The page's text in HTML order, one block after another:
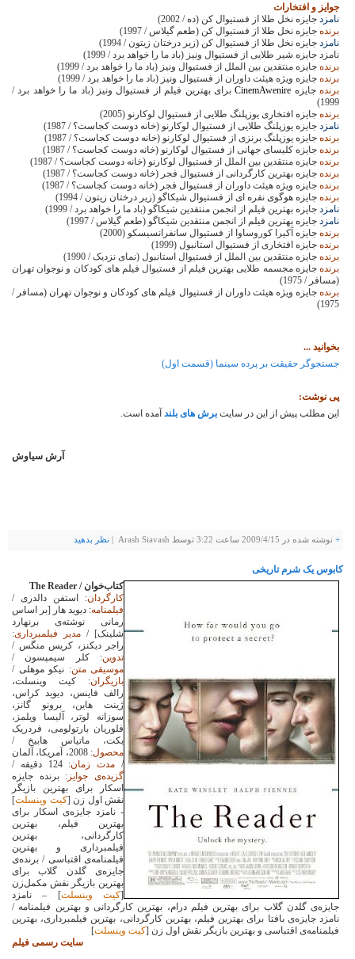
جوایز و افتخارات
نامزد جایزه نخل طلا از فستیوال کن (ده / 2002)
برنده جایزه نخل طلا از فستیوال کن (طعم گیلاس / 1997)
نامزد جایزه نخل طلا از فستیوال کن (زیر درختان زیتون / 1994)
نامزد جایزه شیر طلایی از فستیوال ونیز (باد ما را خواهد برد / 1999)
برنده جایزه منتفدین بین الملل از فستیوال ونیز (باد ما را خواهد برد / 1999)
برنده جایزه ویژه هیئت داوران از فستیوال ونیز (باد ما را خواهد برد / 1999)
برندهجایزه CinemAwenireبرای بهترین فیلم از فستیوال ونیز (باد ما را خواهد برد /
1999)
برنده جایزه افتخاری یوزپلنگ طلایی از فستیوال لوکارنو (2005)
نامزد جایزه یوزپلنگ طلایی از فستیوال لوکارنو (خانه دوست کجاست؟ / 1987)
برنده جایزه یوزپلنگ برنزی از فستیوال لوکارنو (خانه دوست کجاست؟ / 1987)
برنده جایزه کلیسای جهانی از فستیوال لوکارنو (خانه دوست کجاست؟ / 1987)
برنده جایزه منتقدین بین الملل از فستیوال لوکارنو (خانه دوست کجاست؟ / 1987)
برنده جایزه بهترین کارگردانی از فستیوال فجر (خانه دوست کجاست؟ / 1987)
برنده جایزه ویژه هیئت داوران از فستیوال فجر (خانه دوست کجاست؟ / 1987)
برنده جایزه هوگوی نقره ای از فستیوال شیکاگو (زیر درختان زیتون / 1994)
نامزد جایزه بهترین فیلم از انجمن منتقدین شیکاگو (باد ما را خواهد برد / 1999)
نامزد جایزه بهترین فیلم از انجمن منتقدین شیکاگو (طعم گیلاس / 1997)
برنده جایزه آکیرا کوروساوا از فستیوال سانفرانسیسکو (2000)
برنده جایزه افتخاری از فستیوال استانبول (1999)
برنده جایزه منتقدین بین الملل از فستیوال استانبول (نمای نزدیک / 1990)
برنده جایزه مجسمه طلایی بهترین فیلم از فستیوال فیلم های کودکان و نوجوان تهران
(مسافر / 1975)
برنده جایزه ویژه هیئت داوران از فستیوال فیلم های کودکان و نوجوان تهران (مسافر /
1975)
بخوانید ...
جستجوگر حقیقت بر پرده سینما (قسمت اول)
پی نوشت:
این مطلب پیش از این در سایت برش های بلند آمده است.
آرش سیاوش
+ نوشته شده در 2009/4/15 ساعت 3:22 توسط Arash Siavash | نظر بدهيد
کابوس یک شرم تاریخی
کتاب‌خوان / The Reader
کارگردان: استفن دالدری /
فیلمنامه: دیوید هار [بر اساس
رمانی نوشته‌ی برنهارد
شلینک] / مدیر فیلمبرداری:
راجر دیکنز، کریس منگس /
تدوین: کلر سیمپسون /
موسیقی متن: نیکو موهلی /
بازیگران: کیت وینسلت،
رالف فاینس، دیوید کراس،
ژینت هاین، برونو گانز،
سوزانه لوتر، آلیسا ویلمز،
فلوریان بارتولومی، فردریک
بکت، ماتیاس هابیخ /
محصول
: 2008، آمریکا، آلمان
/ مدت زمان: 124 دقیقه /
گزیده‌ی جوایز : برنده جایزه
اسکار برای بهترین بازیگر
نقش اول زن [کیت وینسلت]
- نامزد جایزه‌ی اسکار برای
بهترین فیلم، بهترین
کارگردانی، بهترین
فیلمبرداری و بهترین
فیلمنامه‌ی اقتباسی / برنده‌ی
جایزه‌ی گلدن گلاب برای
بهترین بازیگر نقش مکمل‌زن
[کیت وینسلت] – نامزد
جایزه‌ی گلدن گلاب برای بهترین فیلم درام، بهترین کارگردانی و بهترین فیلمنامه /
نامزد جایزه‌ی بافتا برای بهترین فیلم، بهترین کارگردانی، بهترین فیلمبرداری، بهترین
فیلمنامه‌ی اقتباسی و بهترین بازیگر نقش اول زن [کیت وینسلت]
سایت رسمی فیلم